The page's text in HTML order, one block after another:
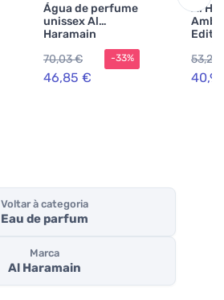
Água de perfume
unissex Al
Haramain
Junoon 75 ml
70,03 €
46,85 €
-33%
Al
53,29
Voltar à categoria
Eau de parfum
Marca
Al Haramain